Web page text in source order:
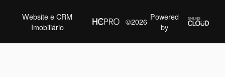
Website e CRM
Imobiliário
©2026 Powered
by